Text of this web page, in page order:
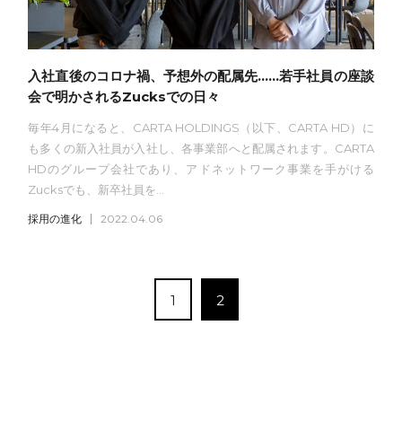
入社直後のコロナ禍、予想外の配属先……若手社員の座談
会で明かされるZucksでの日々
毎年4月になると、CARTA HOLDINGS（以下、CARTA HD）に
も多くの新入社員が入社し、各事業部へと配属されます。CARTA
HDのグループ会社であり、アドネットワーク事業を手がける
Zucksでも、新卒社員を...
採用の進化 2022.04.06
1 2